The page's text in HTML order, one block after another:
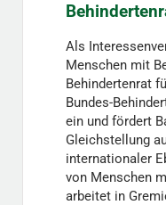
Als
Menschen mit
Behindertenrat
Bundes-
ein und fördert
Gleichstellung
internationaler
von Menschen
arbeitet in